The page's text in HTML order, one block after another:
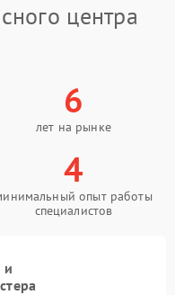
центра
6
лет на рынке
4
опыт работы
специалистов
и